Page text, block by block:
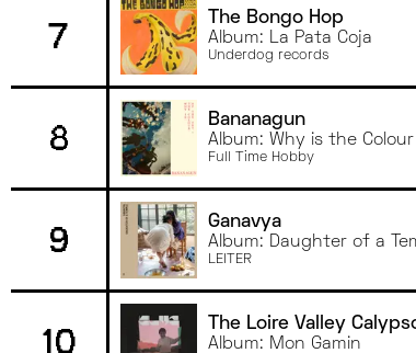
JANVIER
2023
2022
MAI2022
2022
MARS
2022
7 The Bongo Hop
Album: La Pata Coja
Underdog records
8 Bananagun
Album: Why is the
Full Time Hobby
9 Ganavya
Album: Daughter of a
LEITER
10 The Loire Valley
Album: Mon Gamin